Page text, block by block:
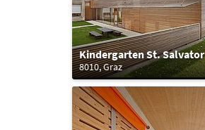
Kindergarten St. Salvator
8010, Graz